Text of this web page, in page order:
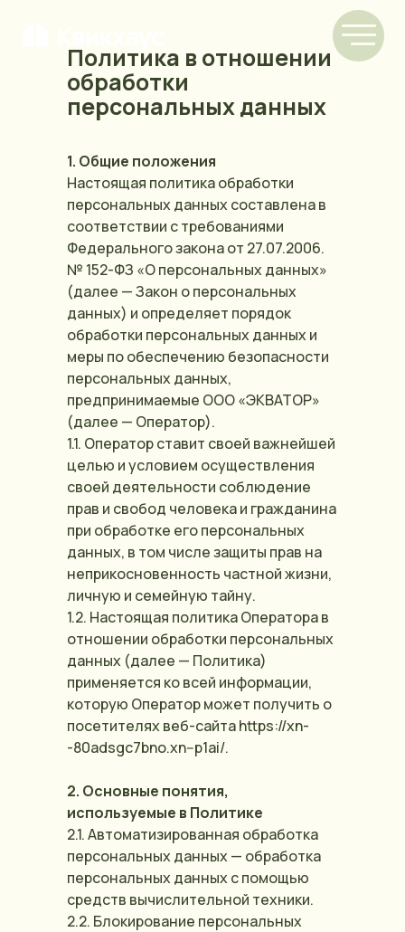
1. Общие положения
Настоящая политика обработки
персональных данных составлена в
соответствии с требованиями
Федерального закона от 27.07.2006.
№ 152-ФЗ «О персональных данных»
(далее — Закон о персональных
данных) и определяет порядок
обработки персональных данных и
меры по обеспечению безопасности
персональных данных,
предпринимаемые ООО «ЭКВАТОР»
(далее — Оператор).
1.1. Оператор ставит своей важнейшей
целью и условием осуществления
своей деятельности соблюдение
прав и свобод человека и гражданина
при обработке его персональных
данных, в том числе защиты прав на
неприкосновенность частной жизни,
личную и семейную тайну.
1.2. Настоящая политика Оператора в
отношении обработки персональных
данных (далее — Политика)
применяется ко всей информации,
которую Оператор может получить о
посетителях веб-сайта https://xn-
-80adsgc7bno.xn--p1ai/.
2. Основные понятия,
используемые в Политике
2.1. Автоматизированная обработка
персональных данных — обработка
персональных данных с помощью
средств вычислительной техники.
2.2. Блокирование персональных
Политика в отношении
обработки
персональных данных